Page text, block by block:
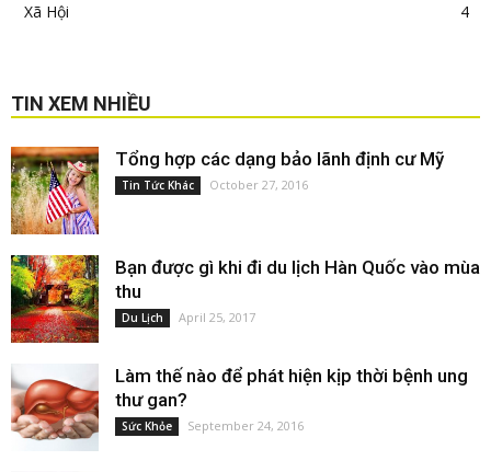
Xã Hội
4
TIN XEM NHIỀU
Tổng hợp các dạng bảo lãnh định cư Mỹ
Tin Tức Khác October 27, 2016
Bạn được gì khi đi du lịch Hàn Quốc vào mùa
thu
Du Lịch April 25, 2017
Làm thế nào để phát hiện kịp thời bệnh ung
thư gan?
Sức Khỏe September 24, 2016